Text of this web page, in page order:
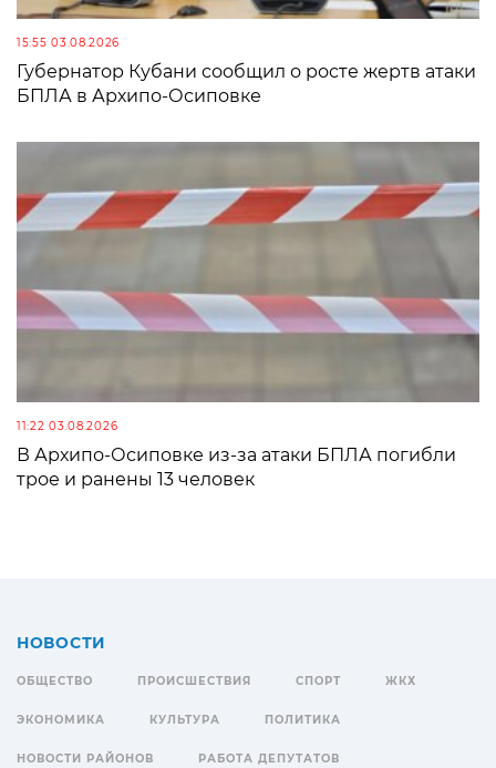
15:55 03.08.2026
Губернатор Кубани сообщил о росте жертв атаки
БПЛА в Архипо-Осиповке
11:22 03.08.2026
В Архипо-Осиповке из-за атаки БПЛА погибли
трое и ранены 13 человек
НОВОСТИ
ОБЩЕСТВО ПРОИСШЕСТВИЯ СПОРТ ЖКХ
ЭКОНОМИКА КУЛЬТУРА ПОЛИТИКА
НОВОСТИ РАЙОНОВ РАБОТА ДЕПУТАТОВ